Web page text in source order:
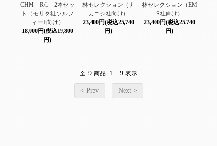
CHM R/L 2本セッ
ト（モリタ社ソルフ
ィーF向け）
18,000円(税込19,800
円)
林セレクション（ナ
カニシ社向け）
23,400円(税込25,740
円)
林セレクション（EM
S社向け）
23,400円(税込25,740
円)
全 9 商品 1 - 9 表示
< Prev Next >